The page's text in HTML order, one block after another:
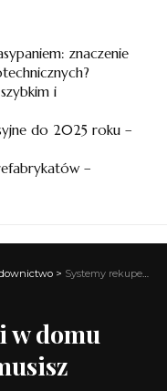
znaczenie
i
do 2025 roku –
–
> Systemy rekuperacji w domu ekologicznym – co musisz wiedzieć
w domu